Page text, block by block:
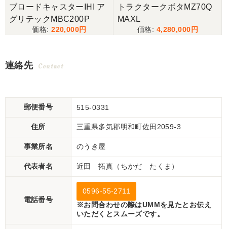
ブロードキャスターIHI ア
グリテックMBC200P
220,000
トラクタークボタMZ70Q
MAXL
4,280,000
連絡先 Contact
郵便番号 515-0331
住所 三重県多気郡明和町佐田2059-3
事業所名 のうき屋
代表者名 近田 拓真（ちかだ たくま）
電話番号
0596-55-2711
※お問合わせの際はUMMを見たとお伝え
いただくとスムーズです。